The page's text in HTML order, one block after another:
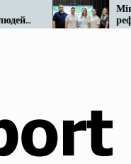
Мінвідновлення
реформу таксі. Що
наразі…